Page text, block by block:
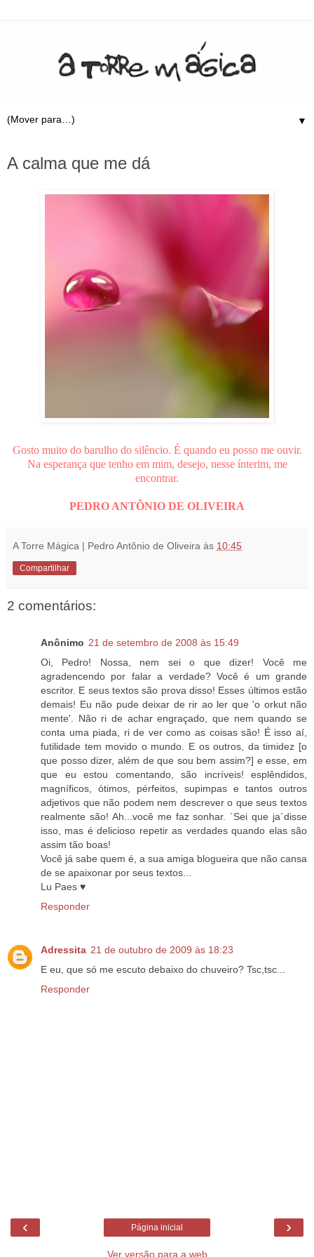
▼
A calma que me dá
Gosto muito do barulho do silêncio. É quando eu posso me ouvir.
Na esperança que tenho em mim, desejo, nesse ínterim, me
encontrar.
PEDRO ANTÔNIO DE OLIVEIRA
A Torre Mágica | Pedro Antônio de Oliveira às 10:45
Compartilhar
2 comentários:
Anônimo 21 de setembro de 2008 às 15:49
Oi, Pedro! Nossa, nem sei o que dizer! Você me
agradencendo por falar a verdade? Você é um grande
escritor. E seus textos são prova disso! Esses últimos estão
demais! Eu não pude deixar de rir ao ler que 'o orkut não
mente'. Não ri de achar engraçado, que nem quando se
conta uma piada, ri de ver como as coisas são! É isso aí,
futilidade tem movido o mundo. E os outros, da timidez [o
que posso dizer, além de que sou bem assim?] e esse, em
que eu estou comentando, são incríveis! esplêndidos,
magníficos, ótimos, pérfeitos, supimpas e tantos outros
adjetivos que não podem nem descrever o que seus textos
realmente são! Ah...você me faz sonhar. ´Sei que ja´disse
isso, mas é delicioso repetir as verdades quando elas são
assim tão boas!
Você já sabe quem é, a sua amiga blogueira que não cansa
de se apaixonar por seus textos...
Lu Paes ♥
Responder
Adressita 21 de outubro de 2009 às 18:23
E eu, que só me escuto debaixo do chuveiro? Tsc,tsc...
Responder
‹ ›
Página inicial
Ver versão para a web